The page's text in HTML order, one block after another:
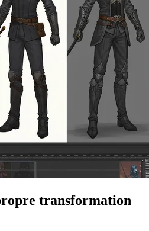
transformation